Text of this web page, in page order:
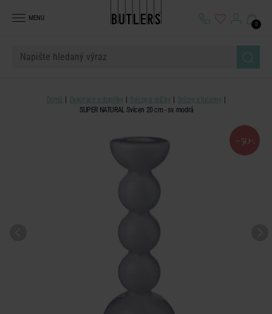
MENU
0
Domů Dekorace a doplňky Svícny a svíčky
Svícny a lucerny
SUPER NATURAL Svícen 20 cm - sv. modrá
-50 %